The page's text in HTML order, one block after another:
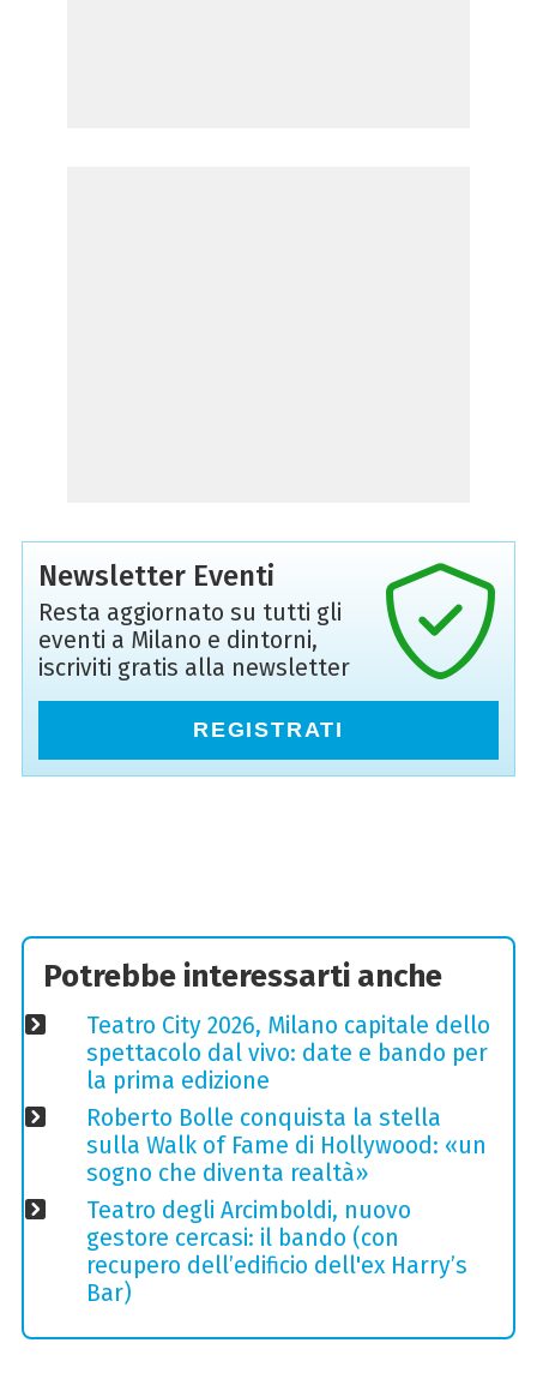
Newsletter Eventi
Resta aggiornato su tutti gli
eventi a Milano e dintorni,
iscriviti gratis alla newsletter
REGISTRATI
Potrebbe interessarti anche
Teatro City 2026, Milano capitale dello
spettacolo dal vivo: date e bando per
la prima edizione
Roberto Bolle conquista la stella
sulla Walk of Fame di Hollywood: «un
sogno che diventa realtà»
Teatro degli Arcimboldi, nuovo
gestore cercasi: il bando (con
recupero dell’edificio dell'ex Harry’s
Bar)